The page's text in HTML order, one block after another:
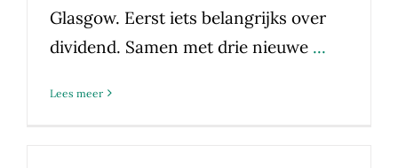
Glasgow. Eerst iets belangrijks over
dividend. Samen met drie nieuwe ...
Lees meer